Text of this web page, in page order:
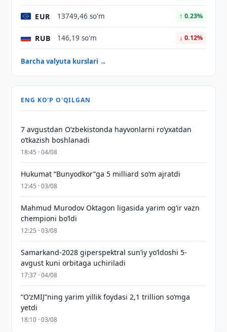
EUR 13749,46 so'm ↑ 0.23%
RUB 146,19 so'm ↓ 0.12%
Barcha valyuta kurslari →
ENG KO'P O'QILGAN
7 avgustdan O‘zbekistonda hayvonlarni ro‘yxatdan
o‘tkazish boshlanadi
18:45 · 04/08
Hukumat “Bunyodkor”ga 5 milliard so‘m ajratdi
12:45 · 03/08
Mahmud Murodov Oktagon ligasida yarim og‘ir vazn
chempioni bo‘ldi
12:25 · 03/08
Samarkand-2028 giperspektral sun’iy yo‘ldoshi 5-
avgust kuni orbitaga uchiriladi
17:37 · 04/08
“O‘zMIJ”ning yarim yillik foydasi 2,1 trillion so‘mga
yetdi
18:10 · 03/08